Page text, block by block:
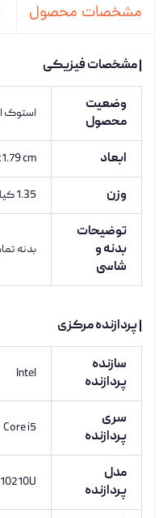
مشخصات محصول
| مشخصات فیزیکی
وضعیت
محصول
استوک
ابعاد cm
وزن 1.35 کیلوگرم
توضیحات
بدنه و
شاسی
بدنه
| پردازنده مرکزی
سازنده
پردازنده
Intel
سری
پردازنده
Core i5
مدل
پردازنده